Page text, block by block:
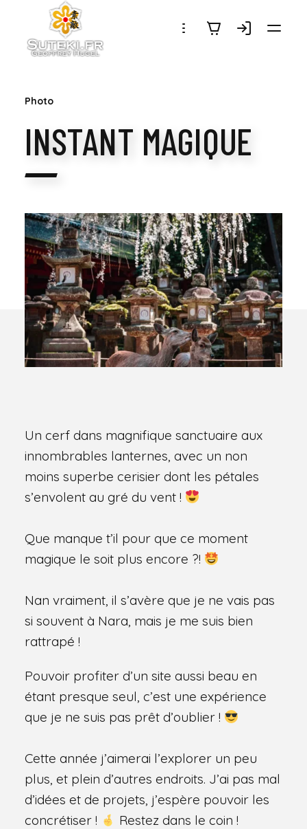
SUTEKI.FR
Photo
INSTANT MAGIQUE
Un cerf dans magnifique sanctuaire aux
innombrables lanternes, avec un non
moins superbe cerisier dont les pétales
s’envolent au gré du vent !
Que manque t’il pour que ce moment
magique le soit plus encore ?!
Nan vraiment, il s’avère que je ne vais pas
si souvent à Nara, mais je me suis bien
rattrapé !
Pouvoir profiter d’un site aussi beau en
étant presque seul, c’est une expérience
que je ne suis pas prêt d’oublier !
Cette année j’aimerai l’explorer un peu
plus, et plein d’autres endroits. J’ai pas mal
d’idées et de projets, j’espère pouvoir les
concrétiser !
Restez dans le coin !